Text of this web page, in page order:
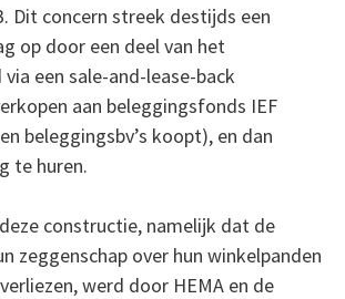
Dit concern streek destijds een
op door een deel van het
een sale-and-lease-back
aan beleggingsfonds IEF
beleggingsbv’s koopt), en dan
te huren.
constructie, namelijk dat de
zeggenschap over hun winkelpanden
werd door HEMA en de